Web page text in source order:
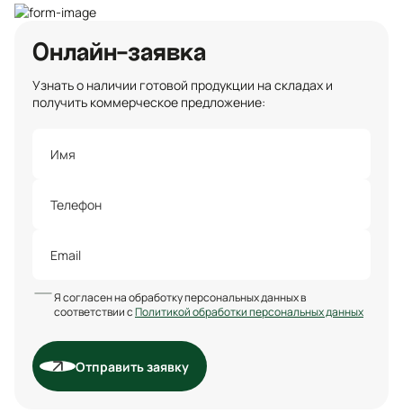
Онлайн-заявка
Узнать о наличии готовой продукции на складах и
получить коммерческое предложение:
Я согласен на обработку персональных данных в
соответствии сПолитикой обработки персональных данных
Отправить заявку